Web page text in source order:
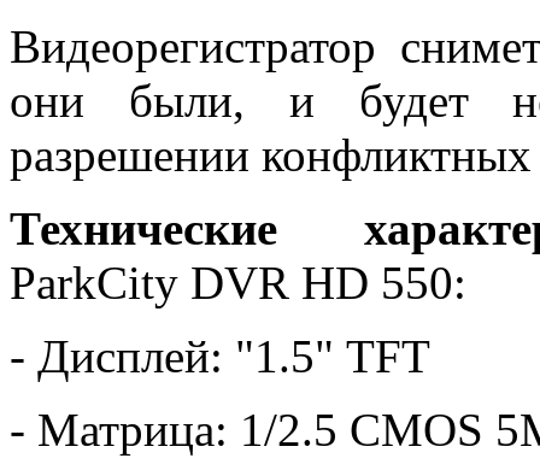
Видеорегистратор
они были, и будет
разрешении конфликтных
Технические
ParkCity DVR HD 550:
- Дисплей: "1.5" TFT
- Матрица: 1/2.5 CMOS